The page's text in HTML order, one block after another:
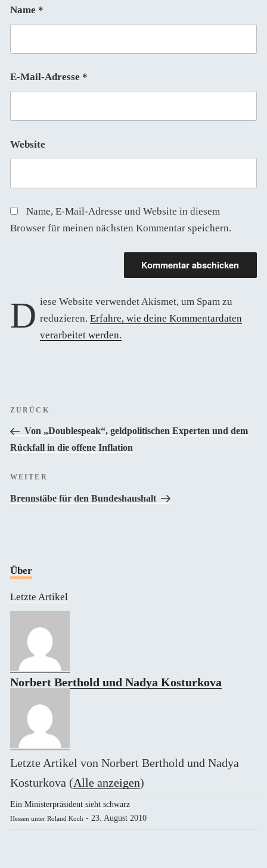
Name *
E-Mail-Adresse *
Website
Name, E-Mail-Adresse und Website in diesem
Browser für meinen nächsten Kommentar speichern.
Diese Website verwendet Akismet, um Spam zu reduzieren.Erfahre, wie deine Kommentardaten
verarbeitet werden.
Beitragsnavigation
Vorheriger
Beitrag
ZURÜCK
Von „Doublespeak“, geldpolitischen Experten und dem
Rückfall in die offene Inflation
Nächster
Beitrag
WEITER
Brennstäbe für den Bundeshaushalt
Über
Letzte Artikel
Norbert Berthold und Nadya Kosturkova
Letzte Artikel von Norbert Berthold und Nadya
Kosturkova (Alle anzeigen)
Ein Ministerpräsident sieht schwarz
Hessen unter Roland Koch - 23. August 2010